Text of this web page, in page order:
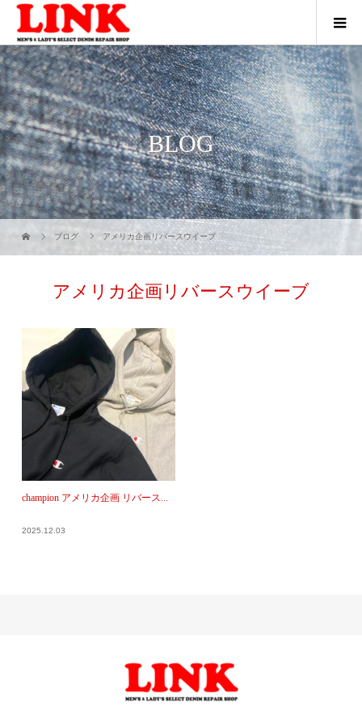
BLOG
ブログ アメリカ企画リバースウイーブ
アメリカ企画リバースウイーブ
champion アメリカ企画 リバース...
2025.12.03